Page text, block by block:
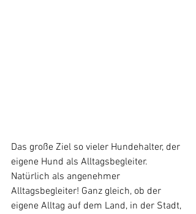
Das große Ziel so vieler Hundehalter, der
eigene Hund als Alltagsbegleiter.
Natürlich als angenehmer
Alltagsbegleiter! Ganz gleich, ob der
eigene Alltag auf dem Land, in der Stadt,